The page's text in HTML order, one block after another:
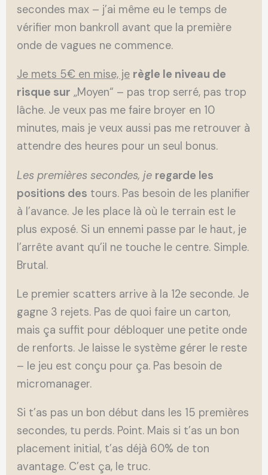
secondes max – j’ai même eu le temps de
vérifier mon bankroll avant que la première
onde de vagues ne commence.
Je mets 5€ en mise, je règle le niveau de
risque sur „Moyen“ – pas trop serré, pas trop
lâche. Je veux pas me faire broyer en 10
minutes, mais je veux aussi pas me retrouver à
attendre des heures pour un seul bonus.
Les premières secondes, je regarde les
positions des tours. Pas besoin de les planifier
à l’avance. Je les place là où le terrain est le
plus exposé. Si un ennemi passe par le haut, je
l’arrête avant qu’il ne touche le centre. Simple.
Brutal.
Le premier scatters arrive à la 12e seconde. Je
gagne 3 rejets. Pas de quoi faire un carton,
mais ça suffit pour débloquer une petite onde
de renforts. Je laisse le système gérer le reste
– le jeu est conçu pour ça. Pas besoin de
micromanager.
Si t’as pas un bon début dans les 15 premières
secondes, tu perds. Point. Mais si t’as un bon
placement initial, t’as déjà 60% de ton
avantage. C’est ça, le truc.